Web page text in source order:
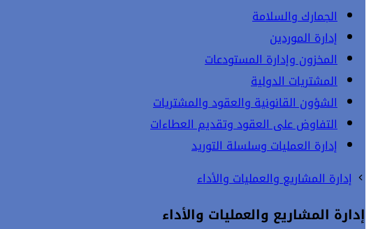
الجمارك والسلامة
إدارة الموردين
المخزون وإدارة المستودعات
المشتريات الدولية
الشؤون القانونية والعقود والمشتريات
التفاوض على العقود وتقديم العطاءات
إدارة العمليات وسلسلة التوريد
إدارة المشاريع والعمليات والأداء
إدارة المشاريع والعمليات والأداء